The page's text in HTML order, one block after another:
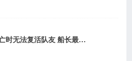
11.17英雄调整：阿克尚死亡时无法复活队友 船长最多持有五个桶